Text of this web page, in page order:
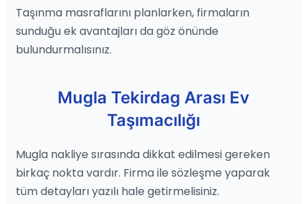
Taşınma masraflarını planlarken, firmaların
sunduğu ek avantajları da göz önünde
bulundurmalısınız.
Mugla Tekirdag Arası Ev
Taşımacılığı
Mugla nakliye sırasında dikkat edilmesi gereken
birkaç nokta vardır. Firma ile sözleşme yaparak
tüm detayları yazılı hale getirmelisiniz.